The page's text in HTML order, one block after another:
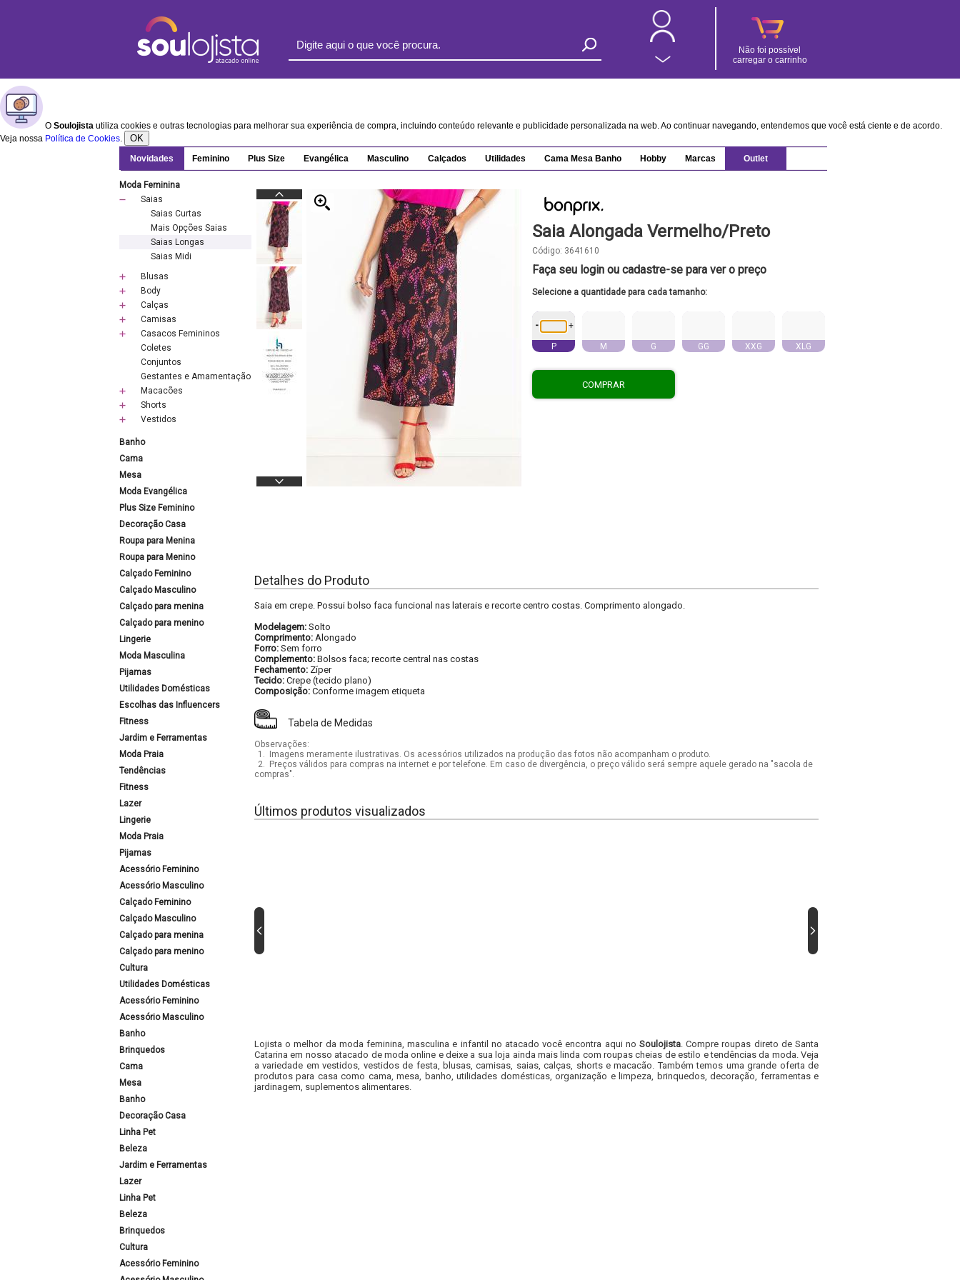
Não foi possível
carregar o carrinho
O Soulojista utiliza cookies e outras tecnologias para melhorar sua experiência de compra, incluindo conteúdo relevante e publicidade personalizada na web. Ao continuar navegando, entendemos que você está ciente e de acordo.
Veja nossa Política de Cookies. OK
Novidades Feminino Plus Size Evangélica Masculino Calçados Utilidades Cama Mesa Banho Hobby Marcas Outlet
Moda Feminina
Saias
Saias Curtas
Mais Opções Saias
Saias Longas
Saias Midi
Blusas
Body
Calças
Camisas
Casacos Femininos
Coletes
Conjuntos
Gestantes e Amamentação
Macacões
Shorts
Vestidos
Banho
Cama
Mesa
Moda Evangélica
Plus Size Feminino
Decoração Casa
Roupa para Menina
Roupa para Menino
Calçado Feminino
Calçado Masculino
Calçado para menina
Calçado para menino
Lingerie
Moda Masculina
Pijamas
Utilidades Domésticas
Escolhas das Influencers
Fitness
Jardim e Ferramentas
Moda Praia
Tendências
Fitness
Lazer
Lingerie
Moda Praia
Pijamas
Acessório Feminino
Acessório Masculino
Calçado Feminino
Calçado Masculino
Calçado para menina
Calçado para menino
Cultura
Utilidades Domésticas
Acessório Feminino
Acessório Masculino
Banho
Brinquedos
Cama
Mesa
Banho
Decoração Casa
Linha Pet
Beleza
Jardim e Ferramentas
Lazer
Linha Pet
Beleza
Brinquedos
Cultura
Acessório Feminino
Saia Alongada Vermelho/Preto
Código: 3641610
Faça seu login ou cadastre-se para ver o preço
Selecione a quantidade para cada tamanho:
- +
P M G GG XXG XLG
COMPRAR
Detalhes do Produto
Saia em crepe. Possui bolso faca funcional nas laterais e recorte centro costas. Comprimento alongado.
Modelagem: Solto
Comprimento: Alongado
Forro: Sem forro
Complemento: Bolsos faca; recorte central nas costas
Fechamento: Zíper
Tecido: Crepe (tecido plano)
Composição: Conforme imagem etiqueta
Tabela de Medidas
Observações:
1.
Imagens meramente ilustrativas. Os acessórios utilizados na produção das fotos não acompanham o produto.
2.
Preços válidos para compras na internet e por telefone. Em caso de divergência, o preço válido será sempre aquele gerado na "sacola de
compras".
Últimos produtos visualizados
Lojista o melhor da moda feminina, masculina e infantil no atacado você encontra aqui no Soulojista. Compre roupas direto de Santa
Catarina em nosso atacado de moda online e deixe a sua loja ainda mais linda com roupas cheias de estilo e tendências da moda. Veja
a variedade em vestidos, vestidos de festa, blusas, camisas, saias, calças, shorts e macacão. Também temos uma grande oferta de
produtos para casa como cama, mesa, banho, utilidades domésticas, organização e limpeza, brinquedos, decoração, ferramentas e
jardinagem, suplementos alimentares.